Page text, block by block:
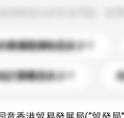
最優惠價格是多少？
訂購量是多少？